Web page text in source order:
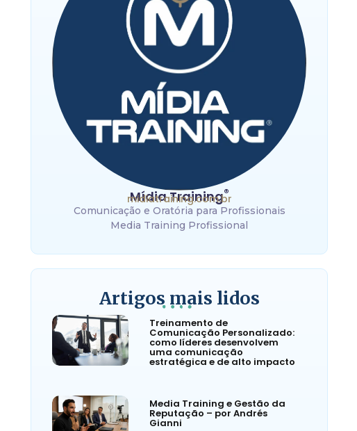
Mídia Training®
midiatraining.com.br
Comunicação e Oratória para Profissionais
Media Training Profissional
Artigos mais lidos
Treinamento de
Comunicação Personalizado:
como líderes desenvolvem
uma comunicação
estratégica e de alto impacto
Media Training e Gestão da
Reputação – por Andrés
Gianni